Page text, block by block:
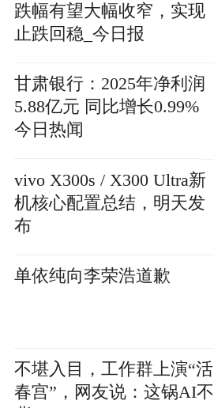
跌幅有望大幅收窄，实现
止跌回稳_今日报
甘肃银行：2025年净利润
5.88亿元 同比增长0.99%
今日热闻
vivo X300s / X300 Ultra新
机核心配置总结，明天发
布
单依纯向李荣浩道歉
不堪入目，工作群上演“活
春宫”，网友说：这锅AI不